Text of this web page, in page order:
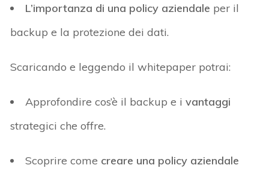
L’importanza di una policy aziendale per il
backup e la protezione dei dati.
Scaricando e leggendo ilwhitepaper potrai:
Approfondirecos’è il backup e ivantaggi
strategici che offre.
Scoprirecome creare una policy aziendale